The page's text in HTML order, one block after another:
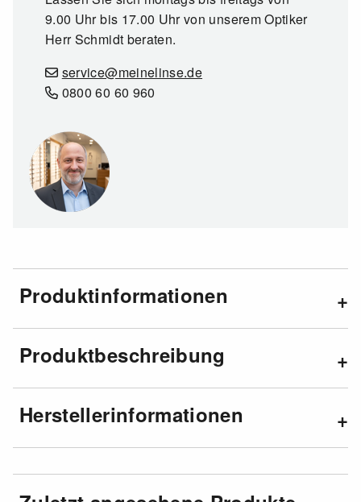
9.00 Uhr bis 17.00 Uhr von unserem Optiker
Herr Schmidt beraten.
service@meinelinse.de
0800 60 60 960
Produktinformationen
Produktbeschreibung
Herstellerinformationen